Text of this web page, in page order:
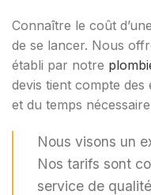
Connaître le coût
de se lancer. Nous
établi par notre
devis tient compte des
et du temps
Nous visons un
Nos tarifs sont
service de